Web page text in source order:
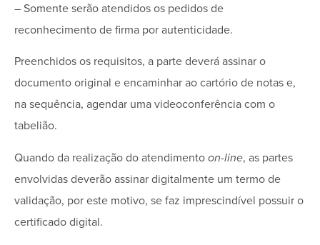
– Somente serão atendidos os pedidos de
reconhecimento de firma por autenticidade.
Preenchidos os requisitos, a parte deverá assinar o
documento original e encaminhar ao cartório de notas e,
na sequência, agendar uma videoconferência com o
tabelião.
Quando da realização do atendimento on-line, as partes
envolvidas deverão assinar digitalmente um termo de
validação, por este motivo, se faz imprescindível possuir o
certificado digital.